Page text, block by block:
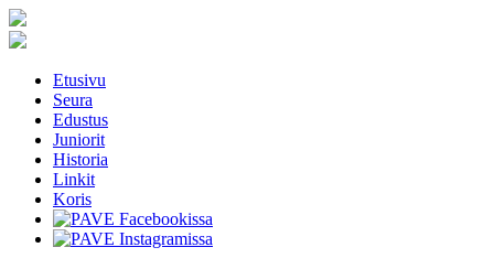
Etusivu
Seura
Edustus
Juniorit
Historia
Linkit
Koris